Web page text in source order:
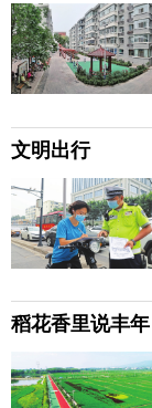
文明出行
稻花香里说丰年